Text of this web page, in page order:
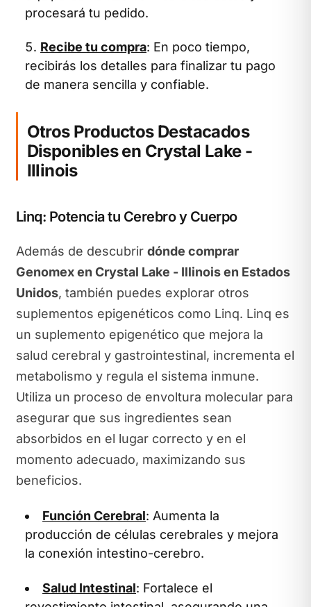
procesará tu pedido.
Recibe tu compra: En poco tiempo,
recibirás los detalles para finalizar tu pago
de manera sencilla y confiable.
Otros Productos Destacados
Disponibles en Crystal Lake -
Illinois
Linq: Potencia tu Cerebro y Cuerpo
Además de descubrir dónde comprar
Genomex en Crystal Lake - Illinois en Estados
Unidos, también puedes explorar otros
suplementos epigenéticos como Linq. Linq es
un suplemento epigenético que mejora la
salud cerebral y gastrointestinal, incrementa el
metabolismo y regula el sistema inmune.
Utiliza un proceso de envoltura molecular para
asegurar que sus ingredientes sean
absorbidos en el lugar correcto y en el
momento adecuado, maximizando sus
beneficios.
Función Cerebral: Aumenta la
producción de células cerebrales y mejora
la conexión intestino-cerebro.
Salud Intestinal: Fortalece el